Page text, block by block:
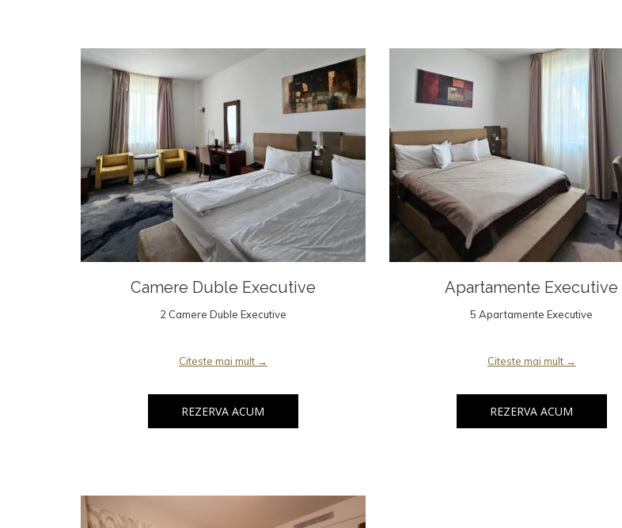
Camere Duble Executive
2 Camere Duble Executive
Citeste mai mult
REZERVA ACUM
Apartamente Executive
5 Apartamente Executive
Citeste mai mult
REZERVA ACUM